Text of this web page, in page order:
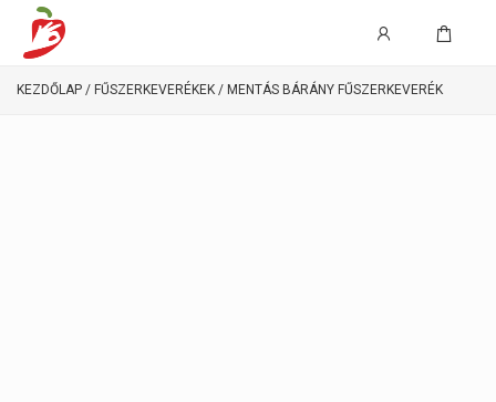
KEZDŐLAP / FŰSZERKEVERÉKEK / MENTÁS BÁRÁNY FŰSZERKEVERÉK